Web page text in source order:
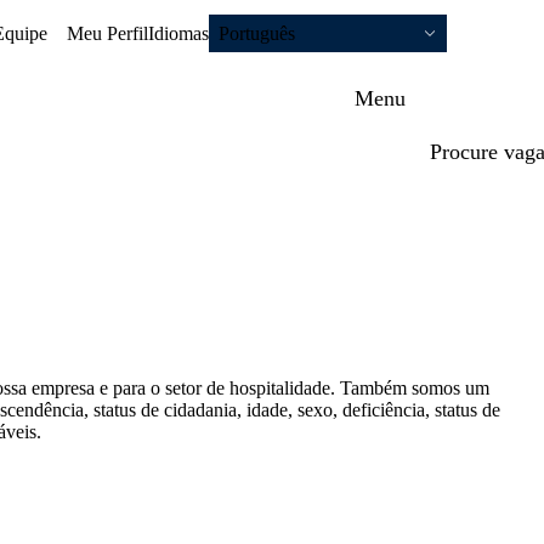
Meu PerfilIdiomas Português
Menu
Procure
empresa e para o setor de hospitalidade. Também somos um
status de cidadania, idade, sexo, deficiência, status de